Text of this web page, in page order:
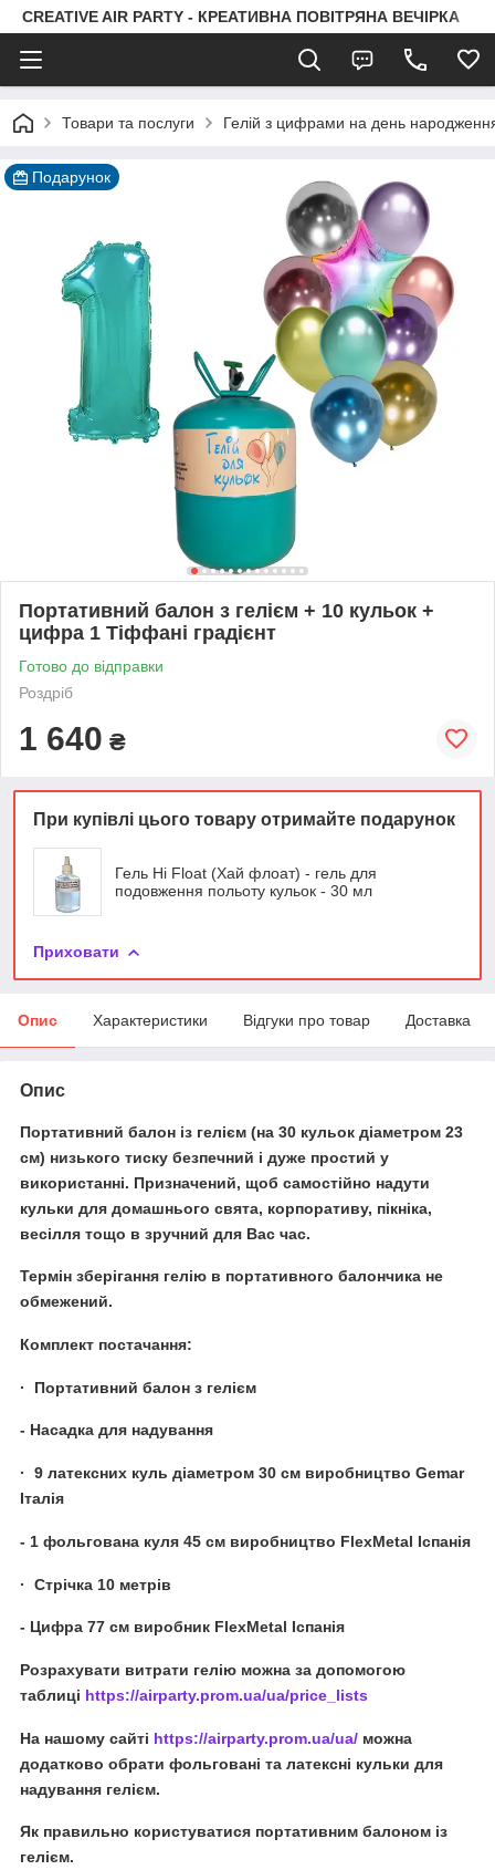
CREATIVE AIR PARTY - КРЕАТИВНА ПОВІТРЯНА ВЕЧІРКА
Товари та послуги Гелій з цифрами на день
Подарунок
Портативний балон з гелієм + 10 кульок +
цифра 1 Тіффані градієнт
Готово до відправки
Роздріб
1 640 ₴
При купівлі цього товару отримайте подарунок
Гель Hi Float (Хай флоат) - гель для
подовження польоту кульок - 30 мл
Приховати
Опис Характеристики Відгуки про товар Доставка
Опис
Портативний балон із гелієм (на 30 кульок діаметром 23
см) низького тиску безпечний і дуже простий у
використанні. Призначений, щоб самостійно надути
кульки для домашнього свята, корпоративу, пікніка,
весілля тощо в зручний для Вас час.
Термін зберігання гелію в портативного балончика не
обмежений.
Комплект постачання:
· Портативний балон з гелієм
- Насадка для надування
· 9 латексних куль діаметром 30 см виробництво Gemar
Італія
- 1 фольгована куля 45 см виробництво FlexMetal Іспанія
· Стрічка 10 метрів
- Цифра 77 см виробник FlexMetal Іспанія
Розрахувати витрати гелію можна за допомогою
таблиці https://airparty.prom.ua/ua/price_lists
На нашому сайті https://airparty.prom.ua/ua/ можна
додатково обрати фольговані та латексні кульки для
надування гелієм.
Як правильно користуватися портативним балоном із
гелієм.